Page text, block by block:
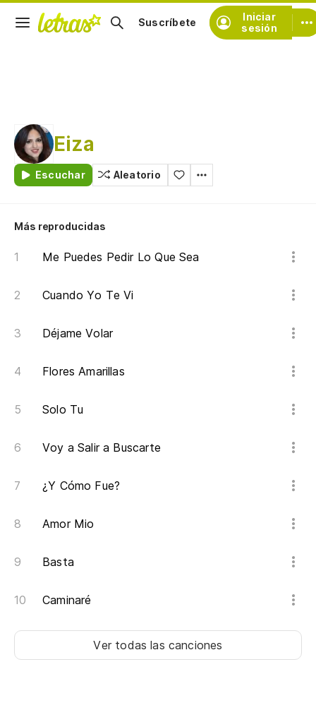
Iniciar
sesión
Suscríbete
Eiza
Escuchar Aleatorio
Más reproducidas
Me Puedes Pedir Lo Que Sea
Cuando Yo Te Vi
Déjame Volar
Flores Amarillas
Solo Tu
Voy a Salir a Buscarte
¿Y Cómo Fue?
Amor Mio
Basta
Caminaré
Ver todas las canciones